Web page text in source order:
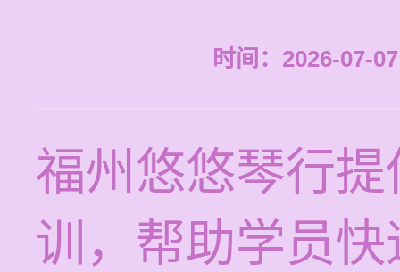
时间：2026-07-
福州悠悠琴行
训，帮助学员